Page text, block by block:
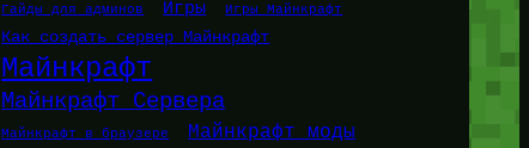
Гайды для админов Игры Игры Майнкрафт
Как создать сервер Майнкрафт
Майнкрафт
Майнкрафт Сервера
Майнкрафт в браузере Майнкрафт моды